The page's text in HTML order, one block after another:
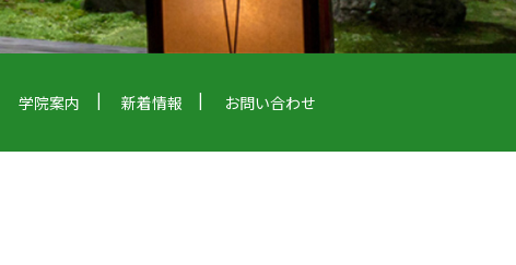
学院案内 新着情報 お問い合わせ